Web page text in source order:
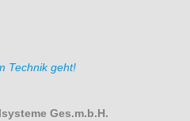
Technik geht!
Ges.m.b.H.